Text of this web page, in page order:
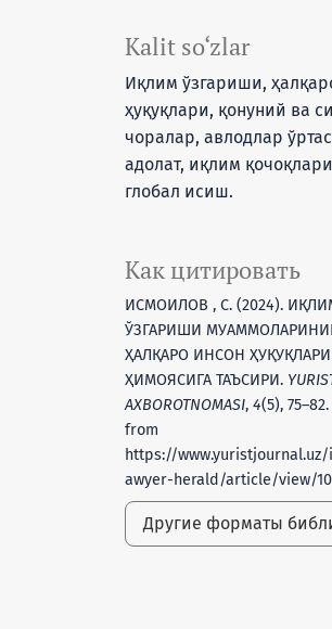
Kalit so‘zlar
Иқлим ўзгариши,
ҳуқуқлари, қонуний ва
чоралар, авлодлар
адолат, иқлим
глобал исиш.
Как цитировать
ИСМОИЛОВ , С. (2024).
ЎЗГАРИШИ
ҲАЛҚАРО ИНСОН ҲУҚУҚЛАРИ
ҲИМОЯСИГА ТАЪСИРИ.
AXBOROTNOMASI, 4(5),
from
https://
awyer-herald/article/view/
Другие форматы